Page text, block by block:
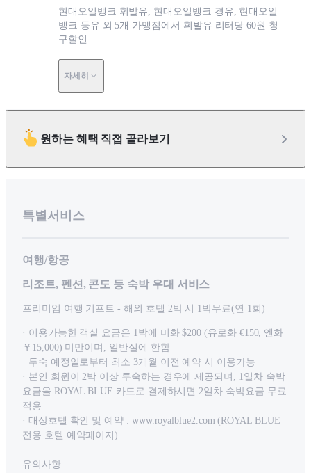
현대오일뱅크 휘발유, 현대오일뱅크 경유, 현대오일
뱅크 등유 외 5개 가맹점에서 휘발유 리터당 60원 청
구할인
자세히
원하는 혜택 직접 골라보기
특별서비스
여행/항공
리조트, 펜션, 콘도 등 숙박 우대 서비스
프리미엄 여행 기프트 - 해외 호텔 2박 시 1박무료(연 1회)
· 이용가능한 객실 요금은 1박에 미화 $200 (유로화 €150, 엔화
￥15,000) 미만이며, 일반실에 한함
· 투숙 예정일로부터 최소 3개월 이전 예약 시 이용가능
· 본인 회원이 2박 이상 투숙하는 경우에 제공되며, 1일차 숙박
요금을 ROYAL BLUE 카드로 결제하시면 2일차 숙박요금 무료
적용
· 대상호텔 확인 및 예약 : www.royalblue2.com (ROYAL BLUE
전용 호텔 예약페이지)
유의사항